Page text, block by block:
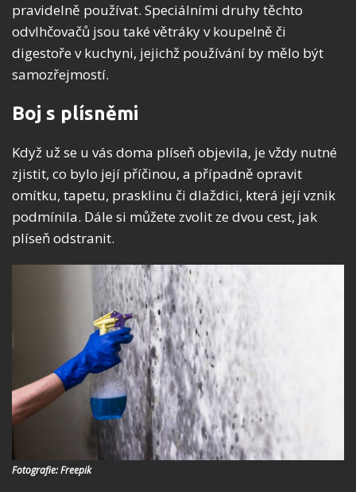
pravidelně používat. Speciálními druhy těchto
odvlhčovačů jsou také větráky v koupelně či
digestoře v kuchyni, jejichž používání by mělo být
samozřejmostí.
Boj s plísněmi
Když už se u vás doma plíseň objevila, je vždy nutné
zjistit, co bylo její příčinou, a případně opravit
omítku, tapetu, prasklinu či dlaždici, která její vznik
podmínila. Dále si můžete zvolit ze dvou cest, jak
plíseň odstranit.
Fotografie: Freepik